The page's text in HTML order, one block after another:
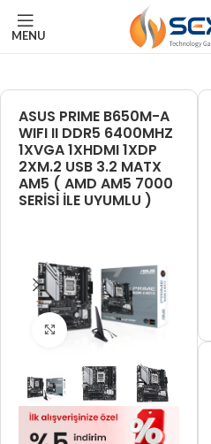
MENU
ASUS PRIME B650M-A
WIFI II DDR5 6400MHZ
1XVGA 1XHDMI 1XDP
2XM.2 USB 3.2 MATX
AM5 ( AMD AM5 7000
SERİSİ İLE UYUMLU )
Tam boyut için tıklayın